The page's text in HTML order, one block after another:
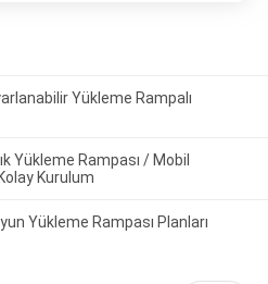
Yükleme Rampalı
Yükleme Rampası / Mobil
Kurulum
Yükleme Rampası Planları